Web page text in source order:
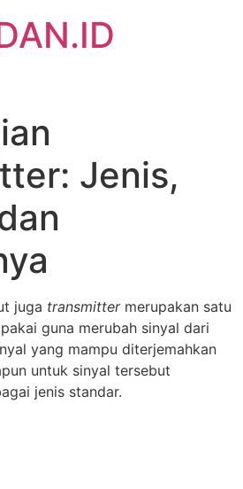
Jenis,
juga transmitter merupakan satu
guna merubah sinyal dari
yang mampu diterjemahkan
untuk sinyal tersebut
jenis standar.